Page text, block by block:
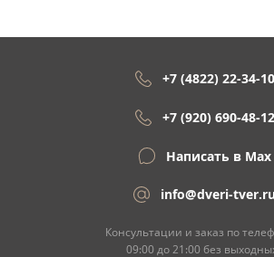
+7 (4822) 22-34-10
+7 (920) 690-48-12
Написать в Max
info@dveri-tver.ru
Консультации и заказ по
09:00 до 21:00 без